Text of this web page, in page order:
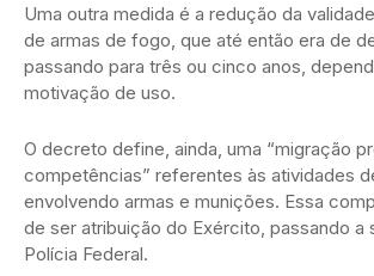
Uma outra medida é a redução da
de armas de fogo, que até então era de
passando para três ou cinco anos,
motivação de uso.
O decreto define, ainda, uma “migração
competências” referentes às atividades
envolvendo armas e munições. Essa
de ser atribuição do Exército, passando a
Polícia Federal.